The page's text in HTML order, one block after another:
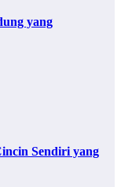
yang
Sendiri yang